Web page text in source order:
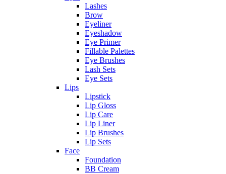
Lashes
Brow
Eyeliner
Eyeshadow
Eye Primer
Fillable Palettes
Eye Brushes
Lash Sets
Eye Sets
Lips
Lipstick
Lip Gloss
Lip Care
Lip Liner
Lip Brushes
Lip Sets
Face
Foundation
BB Cream